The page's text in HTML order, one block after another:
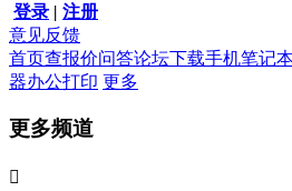
登录 | 注册
意见反馈
首页查报价问答论坛下载手机笔记
器办公打印 更多
更多频道
